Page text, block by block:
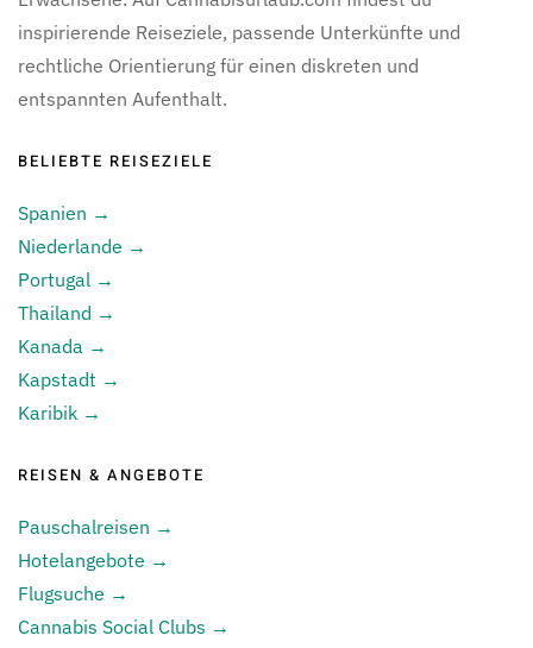
inspirierende Reiseziele, passende Unterkünfte und
rechtliche Orientierung für einen diskreten und
entspannten Aufenthalt.
BELIEBTE REISEZIELE
Spanien →
Niederlande →
Portugal →
Thailand →
Kanada →
Kapstadt →
Karibik →
REISEN & ANGEBOTE
Pauschalreisen →
Hotelangebote →
Flugsuche →
Cannabis Social Clubs →